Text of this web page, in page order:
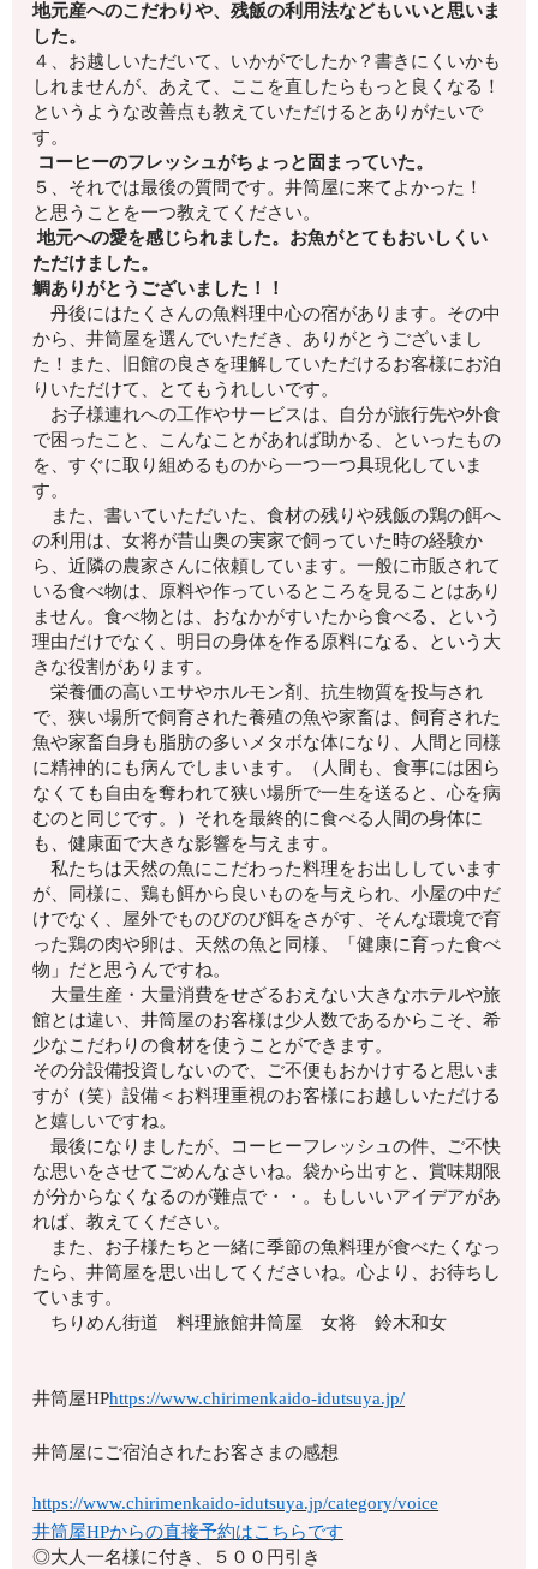
地元産へのこだわりや、残飯の利用法などもいいと思いま
した。
４、お越しいただいて、いかがでしたか？書きにくいかも
しれませんが、 あえて、ここを直したらもっと良くなる！
というような改善点も教えていただけるとありがたいで
す。
コーヒーのフレッシュがちょっと固まっていた。
５、それでは最後の質問です。井筒屋に来てよかった！
と思うことを一つ教えてください。
地元への愛を感じられました。 お魚がとてもおいしくい
ただけました。
鯛ありがとうございました！！
丹後にはたくさんの魚料理中心の宿があります。その中
から、井筒屋を選んでいただき、ありがとうございまし
た！また、旧館の良さを理解していただけるお客様にお泊
りいただけて、とてもうれしいです。
お子様連れへの工作やサービスは、自分が旅行先や外食
で困ったこと、こんなことがあれば助かる、といったもの
を、すぐに取り組めるものから一つ一つ具現化していま
す。
また、書いていただいた、食材の残りや残飯の鶏の餌へ
の利用は、女将が昔山奥の実家で飼っていた時の経験か
ら、近隣の農家さんに依頼しています。一般に市販されて
いる食べ物は、原料や作っているところを見ることはあり
ません。食べ物とは、おなかがすいたから食べる、という
理由だけでなく、明日の身体を作る原料になる、という大
きな役割があります。
栄養価の高いエサやホルモン剤、抗生物質を投与され
で、狭い場所で飼育された養殖の魚や家畜は、飼育された
魚や家畜自身も脂肪の多いメタボな体になり、人間と同様
に精神的にも病んでしまいます。（人間も、食事には困ら
なくても自由を奪われて狭い場所で一生を送ると、心を病
むのと同じです。）それを最終的に食べる人間の身体に
も、健康面で大きな影響を与えます。
私たちは天然の魚にこだわった料理をお出ししています
が、同様に、鶏も餌から良いものを与えられ、小屋の中だ
けでなく、屋外でものびのび餌をさがす、そんな環境で育
った鶏の肉や卵は、天然の魚と同様、「健康に育った食べ
物」だと思うんですね。
大量生産・大量消費をせざるおえない大きなホテルや旅
館とは違い、井筒屋のお客様は少人数であるからこそ、希
少なこだわりの食材を使うことができます。
その分設備投資しないので、ご不便もおかけすると思いま
すが（笑）設備＜お料理重視のお客様にお越しいただける
と嬉しいですね。
最後になりましたが、コーヒーフレッシュの件、ご不快
な思いをさせてごめんなさいね。袋から出すと、賞味期限
が分からなくなるのが難点で・・。もしいいアイデアがあ
れば、教えてください。
また、お子様たちと一緒に季節の魚料理が食べたくなっ
たら、井筒屋を思い出してくださいね。心より、お待ちし
ています。
ちりめん街道 料理旅館井筒屋 女将 鈴木和女
井筒屋HPhttps://www.chirimenkaido-idutsuya.jp/
井筒屋にご宿泊されたお客さまの感想
https://www.chirimenkaido-idutsuya.jp/category/voice
井筒屋HPからの直接予約はこちらです
◎大人一名様に付き、５００円引き